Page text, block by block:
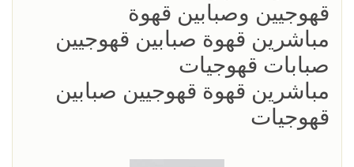
قهوجيين وصبابين قهوة
مباشرين قهوة صبابين قهوجيين
صبابات قهوجيات
مباشرين قهوة قهوجيين صبابين
قهوجيات